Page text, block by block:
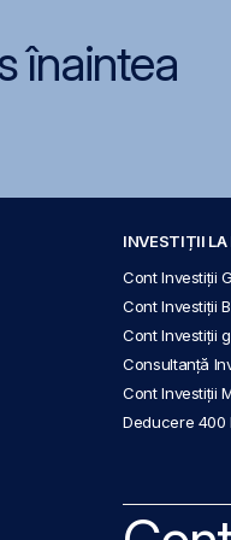
înaintea
INVESTIȚII LA
Cont Investiții
Cont Investiții
Cont Investiții
Consultanță
Cont Investiții
Deducere 400